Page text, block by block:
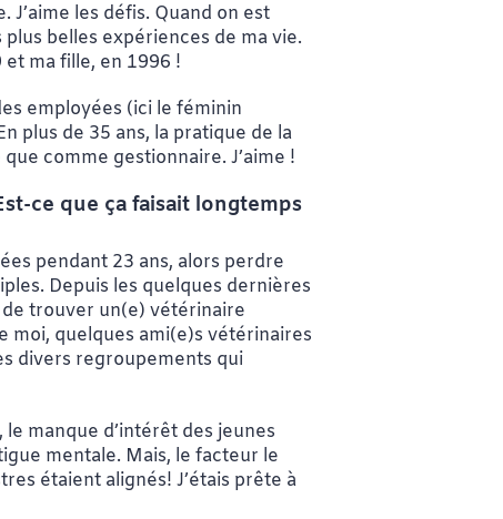
les défis. Quand on est
plus belles expériences de ma vie.
et ma fille, en 1996 !
employées (ici le féminin
plus de 35 ans, la pratique de la
comme gestionnaire. J’aime !
ce que ça faisait longtemps
pendant 23 ans, alors perdre
Depuis les quelques dernières
de trouver un(e) vétérinaire
moi, quelques ami(e)s vétérinaires
divers regroupements qui
manque d’intérêt des jeunes
mentale. Mais, le facteur le
étaient alignés! J’étais prête à